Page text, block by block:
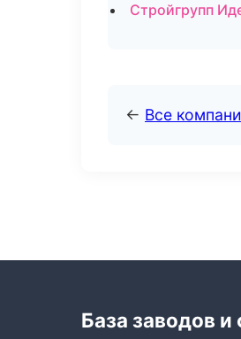
Стройгрупп
← Все
База заводов